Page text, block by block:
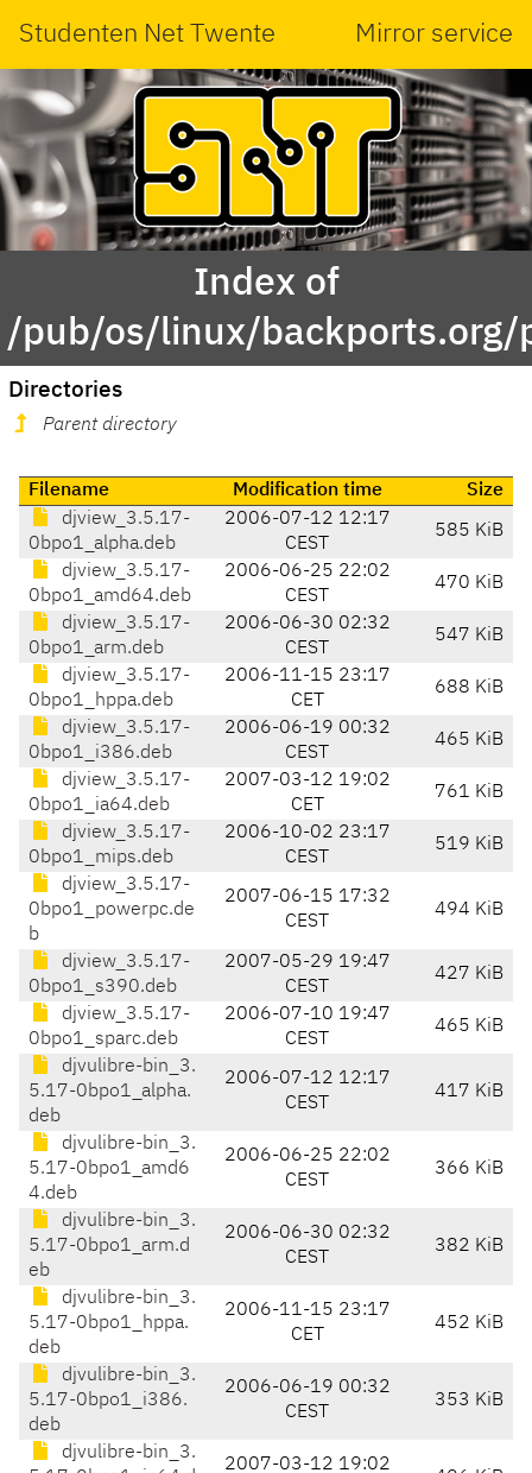
Studenten Net Twente Mirror service
Index of
/pub/os/linux/
Directories
Parent directory
Filename Modification time
Size
djview_3.5.17-
0bpo1_alpha.deb
2006-07-12 12:17
CEST
585 KiB
djview_3.5.17-
0bpo1_amd64.deb
2006-06-25 22:02
CEST
470 KiB
djview_3.5.17-
0bpo1_arm.deb
2006-06-30 02:32
CEST
547 KiB
djview_3.5.17-
0bpo1_hppa.deb
2006-11-15 23:17
CET
688 KiB
djview_3.5.17-
0bpo1_i386.deb
2006-06-19 00:32
CEST
465 KiB
djview_3.5.17-
0bpo1_ia64.deb
2007-03-12 19:02
CET
761 KiB
djview_3.5.17-
0bpo1_mips.deb
2006-10-02 23:17
CEST
519 KiB
djview_3.5.17-
0bpo1_powerpc.de
b
2007-06-15 17:32
CEST
494 KiB
djview_3.5.17-
0bpo1_s390.deb
2007-05-29 19:47
CEST
427 KiB
djview_3.5.17-
0bpo1_sparc.deb
2006-07-10 19:47
CEST
465 KiB
djvulibre-bin_3.
5.17-0bpo1_alpha.
deb
2006-07-12 12:17
CEST
417 KiB
djvulibre-bin_3.
5.17-0bpo1_amd6
4.deb
2006-06-25 22:02
CEST
366 KiB
djvulibre-bin_3.
5.17-0bpo1_arm.d
eb
2006-06-30 02:32
CEST
382 KiB
djvulibre-bin_3.
5.17-0bpo1_hppa.
deb
2006-11-15 23:17
CET
452 KiB
djvulibre-bin_3.
5.17-0bpo1_i386.
deb
2006-06-19 00:32
CEST
353 KiB
djvulibre-bin_3.
2007-03-12 19:02